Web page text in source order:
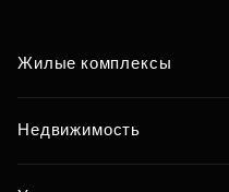
Жилые комплексы
Недвижимость